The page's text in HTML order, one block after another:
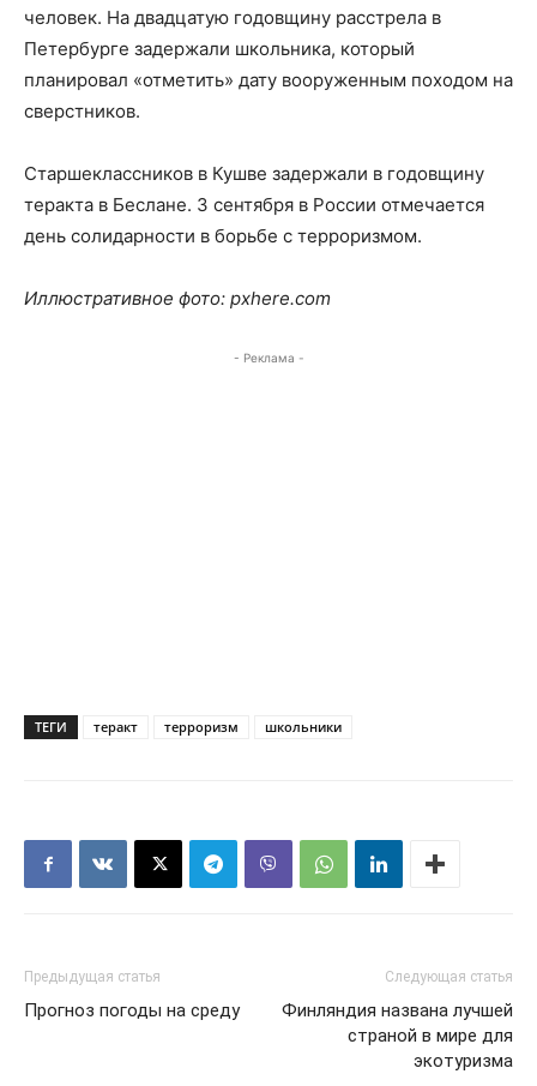
человек. На двадцатую годовщину расстрела в
Петербурге задержали школьника, который
планировал «отметить» дату вооруженным походом на
сверстников.
Старшеклассников в Кушве задержали в годовщину
теракта в Беслане. 3 сентября в России отмечается
день солидарности в борьбе с терроризмом.
Иллюстративное фото: pxhere.com
- Реклама -
ТЕГИ теракт терроризм школьники
Предыдущая статья
Прогноз погоды на среду
Следующая статья
Финляндия названа лучшей
страной в мире для
экотуризма